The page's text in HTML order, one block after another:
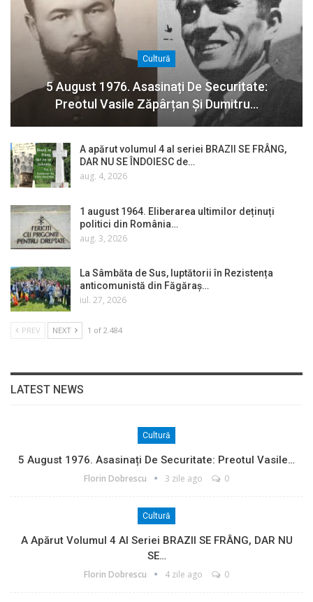
Cultură
5 August 1976. Asasinați De Securitate:
Preotul Vasile Zăpârțan Și Dumitru…
A apărut volumul 4 al seriei BRAZII SE FRÂNG,
DAR NU SE ÎNDOIESC de…
aug. 4, 2026
1 august 1964. Eliberarea ultimilor deținuți
politici din România…
aug. 3, 2026
La Sâmbăta de Sus, luptătorii în Rezistența
anticomunistă din Făgăraș…
iul. 27, 2026
PREV NEXT 1 of 2.484
LATEST NEWS
Cultură
5 August 1976. Asasinați De Securitate: Preotul Vasile…
Florin Dobrescu 3 zile ago 0
Cultură
A Apărut Volumul 4 Al Seriei BRAZII SE FRÂNG, DAR NU
SE…
Florin Dobrescu 4 zile ago 0